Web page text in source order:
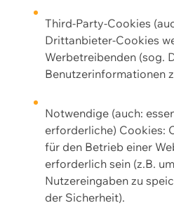
Third-Party-Cookies
Drittanbieter-Cookies
Werbetreibenden (sog.
Benutzerinformationen
Notwendige (auch:
erforderliche) Cookies:
für den Betrieb einer
erforderlich sein (z.B.
Nutzereingaben zu
der Sicherheit).